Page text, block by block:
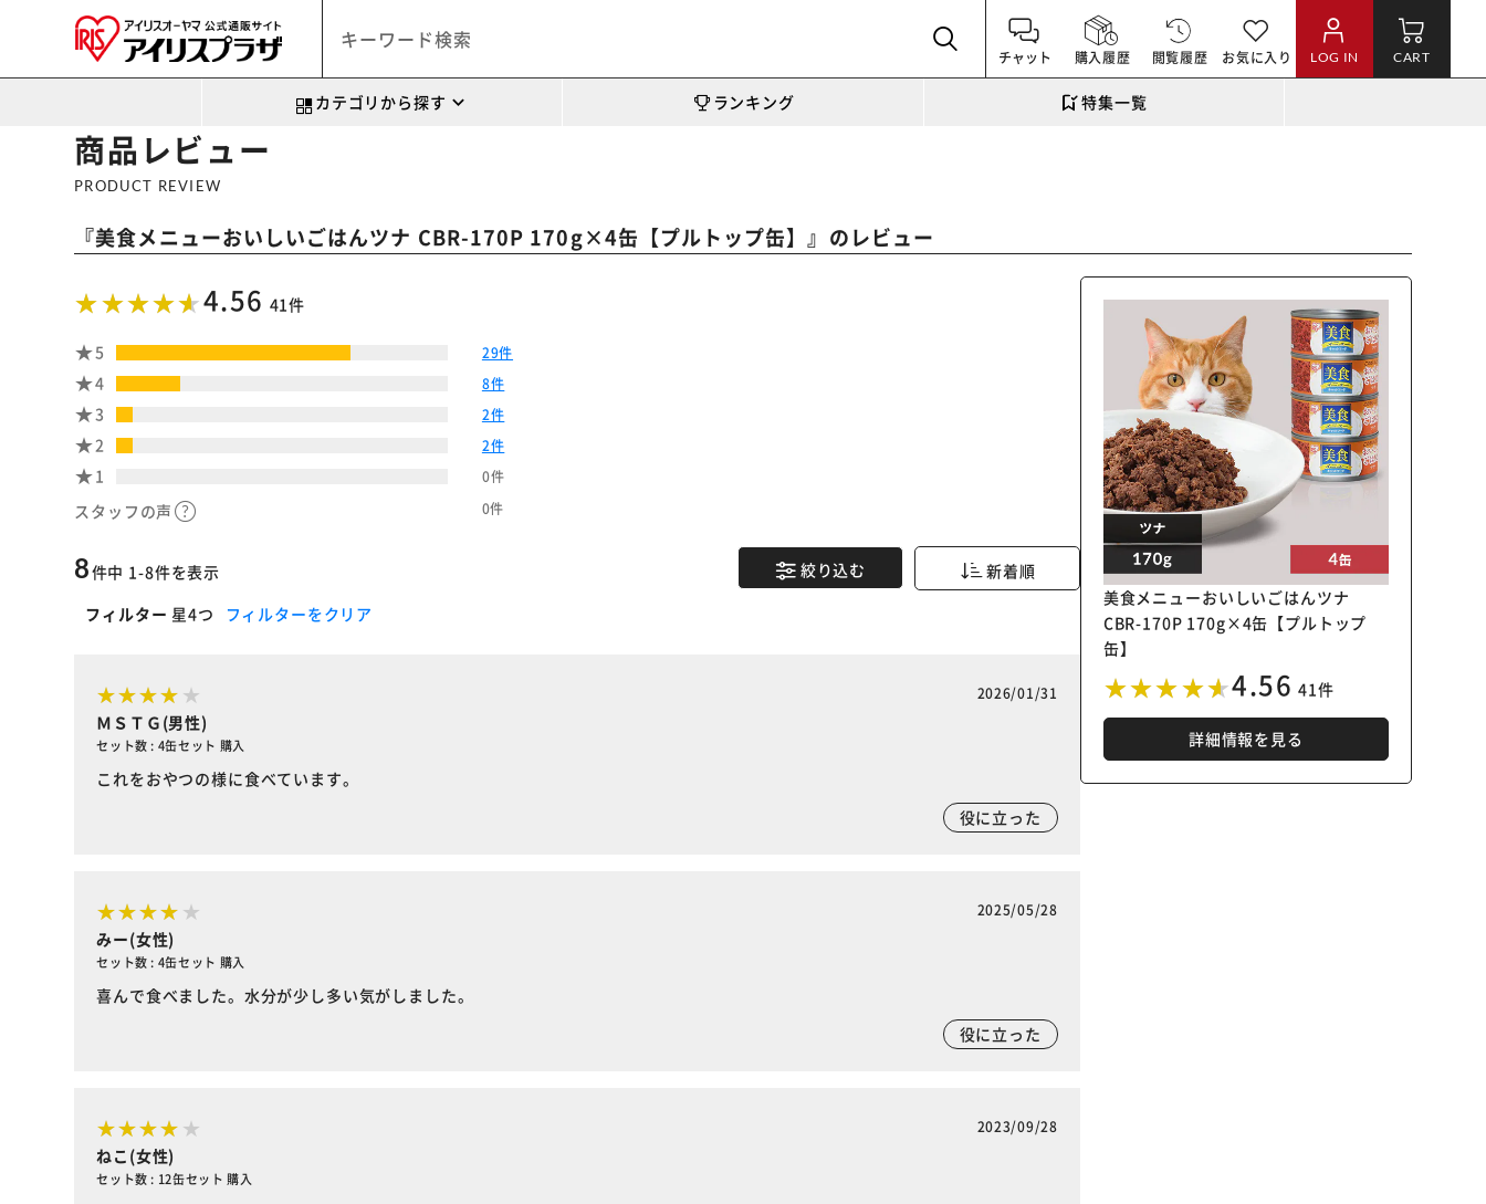
チャット 購入履歴 閲覧履歴 お気に入り LOG IN CART
カテゴリから探す ランキング 特集一覧
商品レビュー
PRODUCT REVIEW
『美食メニューおいしいごはんツナ CBR-170P 170g×4缶【プルトップ缶】』のレビュー
美食メニューおいしいごはんツナ
CBR-170P 170g×4缶【プルトップ
缶】
4.56 41件
詳細情報を見る
4.56 41件
5 29件
4 8件
3 2件
2 2件
1 0件
スタッフの声 0件
絞り込む 新着順
8件中 1-8件を表示
フィルター 星4つ フィルターをクリア
2026/01/31
ＭＳＴＧ(男性)
セット数 : 4缶セット 購入
これをおやつの様に食べています。
役に立った
2025/05/28
みー(女性)
セット数 : 4缶セット 購入
喜んで食べました。水分が少し多い気がしました。
役に立った
2023/09/28
ねこ(女性)
セット数 : 12缶セット 購入